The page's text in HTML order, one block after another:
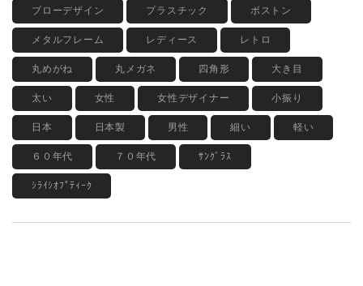
ブローデザイン プラスチック ボストン
メタルフレーム レディース レトロ
丸めがね 丸メガネ 四角形 大き目
太い 女性 女性デザイナー 小振り
日本 日本製 男性 細い 軽い
６０年代 ７０年代 ｻﾝｸﾞﾗｽ
ｼﾗｲｼｵﾌﾟﾃｨｰｸ